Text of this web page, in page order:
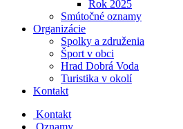
Rok 2025
Smútočné oznamy
Organizácie
Spolky a združenia
Šport v obci
Hrad Dobrá Voda
Turistika v okolí
Kontakt
Kontakt
Oznamy